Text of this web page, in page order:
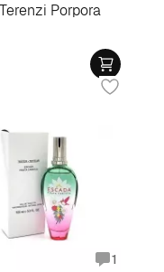
Porpora
1